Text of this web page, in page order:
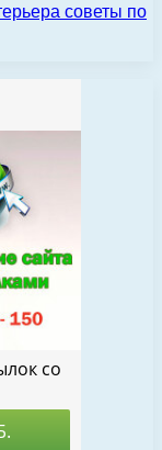
советы по